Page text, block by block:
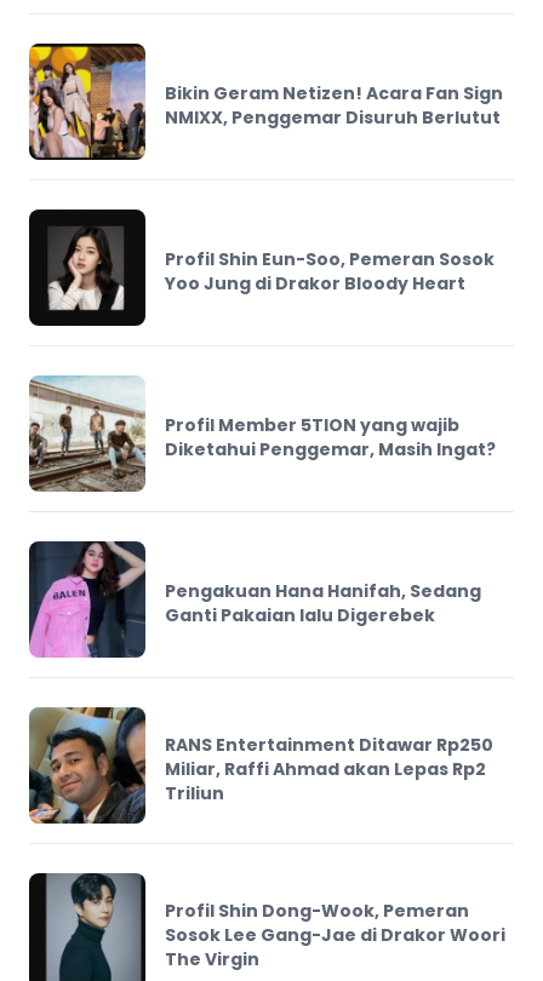
Bikin Geram Netizen! Acara Fan Sign
NMIXX, Penggemar Disuruh Berlutut
Profil Shin Eun-Soo, Pemeran Sosok
Yoo Jung di Drakor Bloody Heart
Profil Member 5TION yang wajib
Diketahui Penggemar, Masih Ingat?
Pengakuan Hana Hanifah, Sedang
Ganti Pakaian lalu Digerebek
RANS Entertainment Ditawar Rp250
Miliar, Raffi Ahmad akan Lepas Rp2
Triliun
Profil Shin Dong-Wook, Pemeran
Sosok Lee Gang-Jae di Drakor Woori
The Virgin